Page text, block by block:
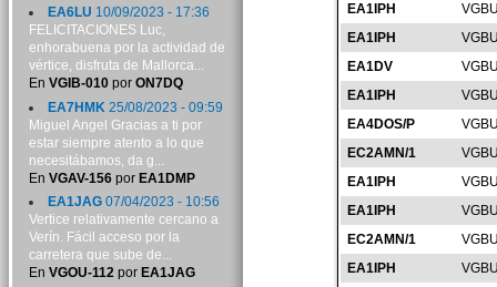
EA1IPH
EA1IPH
EA1DV
EA1IPH
EA4DOS/P
EC2AMN/1
EA1IPH
EA1IPH
EC2AMN/1
EA1IPH
EA6LU 10/09/2023 - 17:36
FELICITACIONES Luc,
enhorabuena por la actividad de
vértice, disfruta de Mallorca...
En VGIB-010por ON7DQ
EA7HMK 25/08/2023 - 09:59
Miguel Angel Gracias a ti por
estar siempre atento a lo que
necesitábamos, da g...
En VGAV-156por EA1DMP
EA1JAG07/04/2023 - 10:56
Vertice relativamente cercano a
Verín. Fácil acceso por la
carretera que sube de...
En VGOU-112por EA1JAG